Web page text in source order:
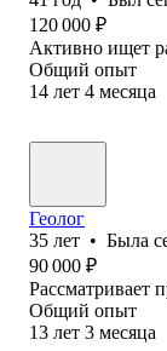
120 000 ₽
Активно ищет
Общий опыт
14 лет 4 месяца
Геолог
35 лет • Была
90 000 ₽
Рассматривает
Общий опыт
13 лет 3 месяца